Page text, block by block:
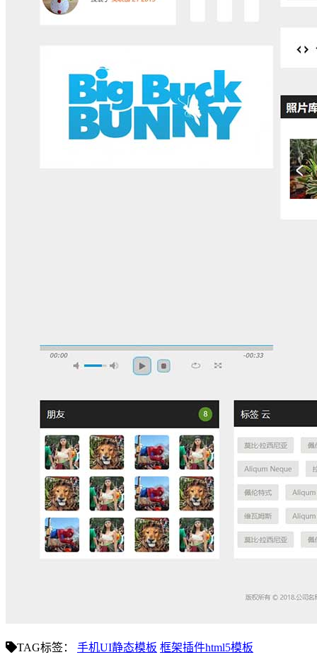
TAG标签： 手机UI静态模板 框架插件html5模板